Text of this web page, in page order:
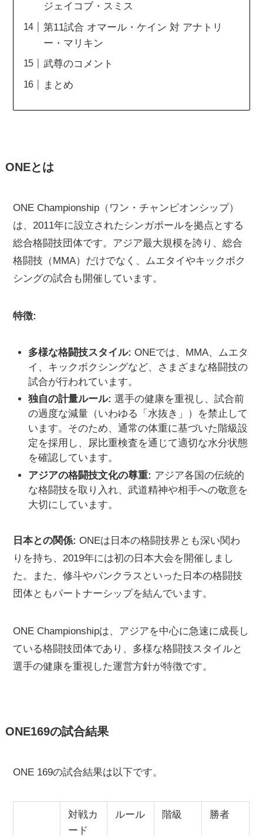
ジェイコブ・スミス
第11試合 オマール・ケイン 対 アナトリ
ー・マリキン
武尊のコメント
まとめ
ONEとは
ONE Championship（ワン・チャンピオンシップ）
は、2011年に設立されたシンガポールを拠点とする
総合格闘技団体です。アジア最大規模を誇り、総合
格闘技（MMA）だけでなく、ムエタイやキックボク
シングの試合も開催しています。
特徴:
多様な格闘技スタイル: ONEでは、MMA、ムエタ
イ、キックボクシングなど、さまざまな格闘技の
試合が行われています。
独自の計量ルール: 選手の健康を重視し、試合前
の過度な減量（いわゆる「水抜き」）を禁止して
います。そのため、通常の体重に基づいた階級設
定を採用し、尿比重検査を通じて適切な水分状態
を確認しています。
アジアの格闘技文化の尊重: アジア各国の伝統的
な格闘技を取り入れ、武道精神や相手への敬意を
大切にしています。
日本との関係: ONEは日本の格闘技界とも深い関わ
りを持ち、2019年には初の日本大会を開催しまし
た。また、修斗やパンクラスといった日本の格闘技
団体ともパートナーシップを結んでいます。
ONE Championshipは、アジアを中心に急速に成長し
ている格闘技団体であり、多様な格闘技スタイルと
選手の健康を重視した運営方針が特徴です。
ONE169の試合結果
ONE 169の試合結果は以下です。
対戦カ
ード
ルール 階級 勝者